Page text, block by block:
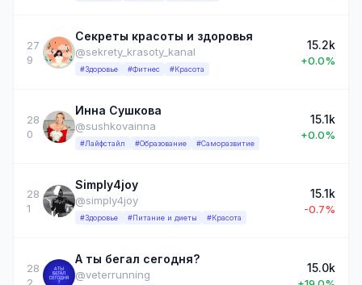
27
9
Секреты красоты и здоровья
@sekrety_krasoty_kanal
#Здоровье #Фитнес #Красота
15.2k
+0.0%
28
0
Инна Сушкова
@sushkovainna
#Лайфстайл #Образование #Саморазвитие
15.1k
+0.0%
28
1
Simply4joy
@simply4joy
#Здоровье #Питание и диеты #Красота
15.1k
-0.7%
28
2
А ты бегал сегодня?
@veterrunning
15.0k